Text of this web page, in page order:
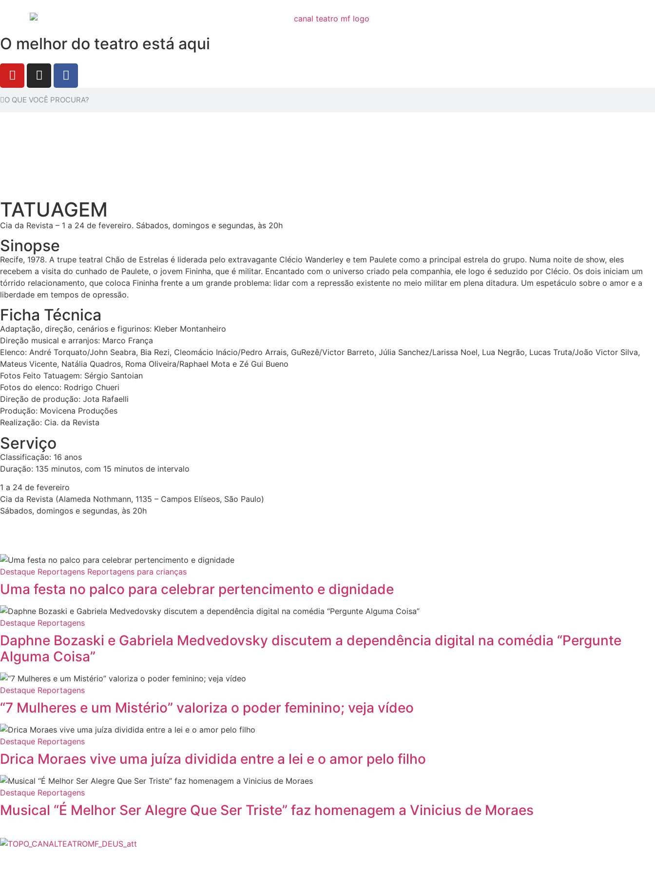
O melhor do teatro está aqui
TATUAGEM
Cia da Revista – 1 a 24 de fevereiro. Sábados, domingos e segundas, às 20h
Sinopse
Recife, 1978. A trupe teatral Chão de Estrelas é liderada pelo extravagante Clécio Wanderley e tem Paulete como a principal estrela do grupo. Numa noite de show, eles
recebem a visita do cunhado de Paulete, o jovem Fininha, que é militar. Encantado com o universo criado pela companhia, ele logo é seduzido por Clécio. Os dois iniciam um
tórrido relacionamento, que coloca Fininha frente a um grande problema: lidar com a repressão existente no meio militar em plena ditadura. Um espetáculo sobre o amor e a
liberdade em tempos de opressão.
Ficha Técnica
Adaptação, direção, cenários e figurinos: Kleber Montanheiro
Direção musical e arranjos: Marco França
Elenco: André Torquato/John Seabra, Bia Rezi, Cleomácio Inácio/Pedro Arrais, GuRezê/Victor Barreto, Júlia Sanchez/Larissa Noel, Lua Negrão, Lucas Truta/João Victor Silva,
Mateus Vicente, Natália Quadros, Roma Oliveira/Raphael Mota e Zé Gui Bueno
Fotos Feito Tatuagem: Sérgio Santoian
Fotos do elenco: Rodrigo Chueri
Direção de produção: Jota Rafaelli
Produção: Movicena Produções
Realização: Cia. da Revista
Serviço
Classificação: 16 anos
Duração: 135 minutos, com 15 minutos de intervalo
1 a 24 de fevereiro
Cia da Revista (Alameda Nothmann, 1135 – Campos Elíseos, São Paulo)
Sábados, domingos e segundas, às 20h
Destaque Reportagens Reportagens para crianças
Uma festa no palco para celebrar pertencimento e dignidade
Destaque Reportagens
Daphne Bozaski e Gabriela Medvedovsky discutem a dependência digital na comédia “Pergunte
Alguma Coisa”
Destaque Reportagens
“7 Mulheres e um Mistério” valoriza o poder feminino; veja vídeo
Destaque Reportagens
Drica Moraes vive uma juíza dividida entre a lei e o amor pelo filho
Destaque Reportagens
Musical “É Melhor Ser Alegre Que Ser Triste” faz homenagem a Vinicius de Moraes